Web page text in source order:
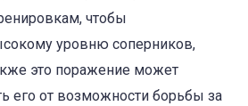
чтобы
уровню соперников,
это поражение может
его от возможности борьбы за